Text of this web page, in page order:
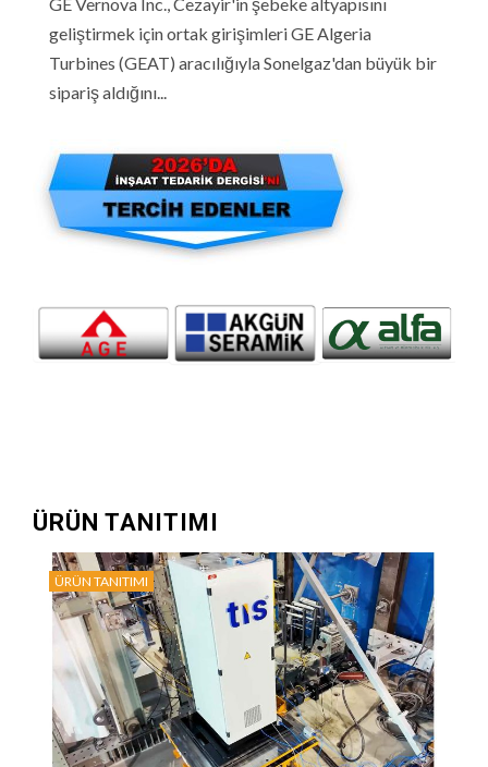
geliştirmek için ortak girişimleri GE Algeria
Turbines (GEAT) aracılığıyla Sonelgaz'dan büyük bir
sipariş aldığını...
ÜRÜN TANITIMI
ÜRÜN TANITIMI